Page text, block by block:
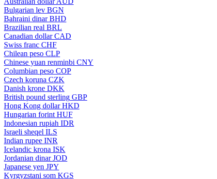
Bulgarian lev BGN
Bahraini dinar BHD
Brazilian real BRL
Canadian dollar CAD
Swiss franc CHF
Chilean peso CLP
Chinese yuan renminbi CNY
Columbian peso COP
Czech koruna CZK
Danish krone DKK
British pound sterling GBP
Hong Kong dollar HKD
Hungarian forint HUF
Indonesian rupiah IDR
Israeli sheqel ILS
Indian rupee INR
Icelandic krona ISK
Jordanian dinar JOD
Japanese yen JPY
Kyrgyzstani som KGS